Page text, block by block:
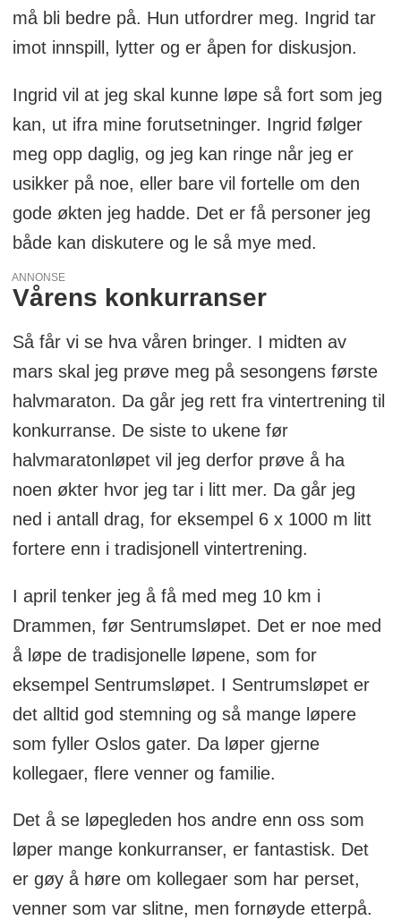
må bli bedre på. Hun utfordrer meg. Ingrid tar
imot innspill, lytter og er åpen for diskusjon.
Ingrid vil at jeg skal kunne løpe så fort som jeg
kan, ut ifra mine forutsetninger. Ingrid følger
meg opp daglig, og jeg kan ringe når jeg er
usikker på noe, eller bare vil fortelle om den
gode økten jeg hadde. Det er få personer jeg
både kan diskutere og le så mye med.
ANNONSE
Vårens konkurranser
Så får vi se hva våren bringer. I midten av
mars skal jeg prøve meg på sesongens første
halvmaraton. Da går jeg rett fra vintertrening til
konkurranse. De siste to ukene før
halvmaratonløpet vil jeg derfor prøve å ha
noen økter hvor jeg tar i litt mer. Da går jeg
ned i antall drag, for eksempel 6 x 1000 m litt
fortere enn i tradisjonell vintertrening.
I april tenker jeg å få med meg 10 km i
Drammen, før Sentrumsløpet. Det er noe med
å løpe de tradisjonelle løpene, som for
eksempel Sentrumsløpet. I Sentrumsløpet er
det alltid god stemning og så mange løpere
som fyller Oslos gater. Da løper gjerne
kollegaer, flere venner og familie.
Det å se løpegleden hos andre enn oss som
løper mange konkurranser, er fantastisk. Det
er gøy å høre om kollegaer som har perset,
venner som var slitne, men fornøyde etterpå.